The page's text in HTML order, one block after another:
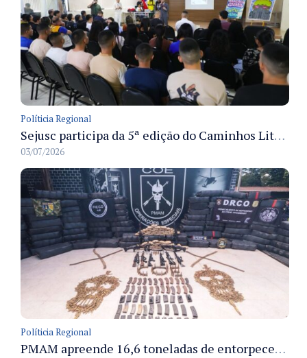
Políticia Regional
Sejusc participa da 5ª edição do Caminhos Literários com foco na cultura hip-hop nas unidades socioeducativas
03/07/2026
Políticia Regional
PMAM apreende 16,6 toneladas de entorpecentes e registra aumento nas prisões em flagrante e nas capturas de foragidos no primeiro semestre de 2026